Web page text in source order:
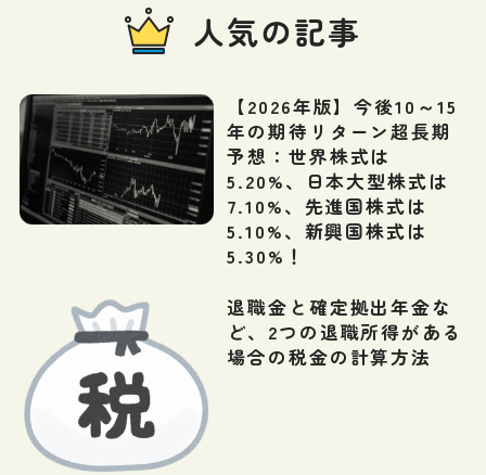
人気の記事
【2026年版】今後10～15
年の期待リターン超長期
予想：世界株式は
5.20%、日本大型株式は
7.10%、先進国株式は
5.10%、新興国株式は
5.30%！
退職金と確定拠出年金な
ど、2つの退職所得がある
場合の税金の計算方法